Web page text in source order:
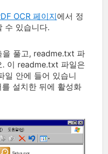
OCR 페이지에서 정
수 있습니다.
을 풀고, readme.txt 파
. 이 readme.txt 파일은
일 안에 들어 있습니
설치한 뒤에 활성화